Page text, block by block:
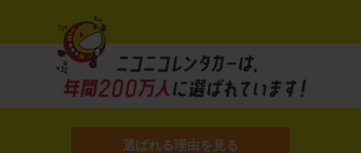
選ばれる理由を見る